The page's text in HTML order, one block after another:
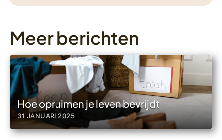
Meer berichten
Hoe opruimen je leven bevrijdt
31 JANUARI 2025